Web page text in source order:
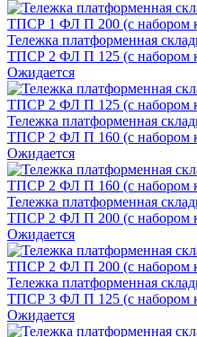
Тележка платформенная
ТПСР 2 ФЛ П 125 (с набором
Ожидается
Тележка платформенная
ТПСР 2 ФЛ П 160 (с набором
Ожидается
Тележка платформенная
ТПСР 2 ФЛ П 200 (с набором
Ожидается
Тележка платформенная
ТПСР 3 ФЛ П 125 (с набором
Ожидается